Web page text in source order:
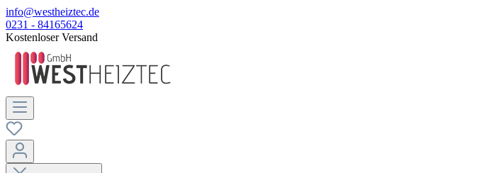
info@westheiztec.de
0231 - 84165624
Kostenloser Versand